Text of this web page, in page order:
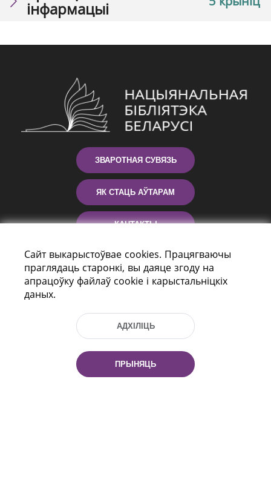
інфармацыі
ЗВАРОТНАЯ СУВЯЗЬ
ЯК СТАЦЬ АЎТАРАМ
КАНТАКТЫ
ДАПАМОГА
праспект Незалежнасці 116
Сайт выкарыстоўвае cookies. Працягваючы
праглядаць старонкі, вы даяце згоду на
апрацоўку файлаў cookie і карыстальніцкіх
даных.
АДХІЛІЦЬ
ПРЫНЯЦЬ